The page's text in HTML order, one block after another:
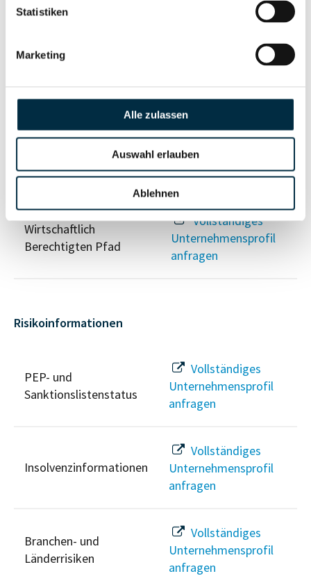
Statistiken
Marketing
Alle zulassen
Auswahl erlauben
Ablehnen
Eigentums- und Kontrollstruktur
Vollständiges
Unternehmensnetzwerk
Vollständiges
Unternehmensprofil
anfragen
Wirtschaftlich
Berechtigten Pfad
Vollständiges
Unternehmensprofil
anfragen
Risikoinformationen
PEP- und
Sanktionslistenstatus
Vollständiges
Unternehmensprofil
anfragen
Insolvenzinformationen
Vollständiges
Unternehmensprofil
anfragen
Branchen- und
Länderrisiken
Vollständiges
Unternehmensprofil
anfragen